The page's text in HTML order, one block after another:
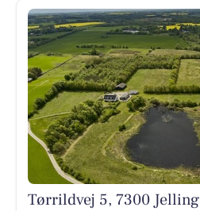
Tørrildvej 5, 7300 Jelling